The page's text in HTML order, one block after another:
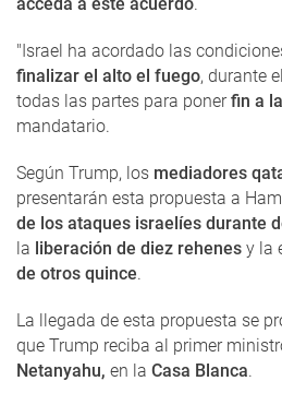
"Israel ha acordado las
finalizar el alto el fuego, durante
todas las partes para ponerfin a
mandatario.
Según Trump, los mediadores
presentarán esta propuesta a
de los ataques israelíes durante
la liberación de diez rehenes y la
de otros quince.
La llegada de esta propuesta se
que Trump reciba al primer
Netanyahu, en la Casa Blanca.